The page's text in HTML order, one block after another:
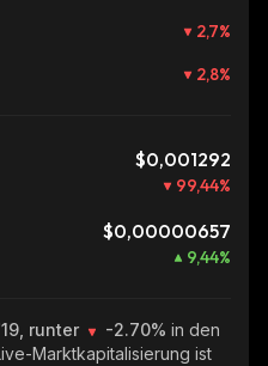
2,7%
2,8%
$0,001292
99,44%
$0,00000657
9,44%
runter -2.70% in den
Marktkapitalisierung ist